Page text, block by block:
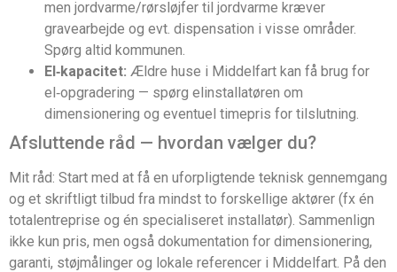
men jordvarme/rørsløjfer til jordvarme kræver
gravearbejde og evt. dispensation i visse områder.
Spørg altid kommunen.
El‑kapacitet: Ældre huse i Middelfart kan få brug for
el‑opgradering — spørg elinstallatøren om
dimensionering og eventuel timepris for tilslutning.
Afsluttende råd — hvordan vælger du?
Mit råd: Start med at få en uforpligtende teknisk gennemgang
og et skriftligt tilbud fra mindst to forskellige aktører (fx én
totalentreprise og én specialiseret installatør). Sammenlign
ikke kun pris, men også dokumentation for dimensionering,
garanti, støjmålinger og lokale referencer i Middelfart. På den